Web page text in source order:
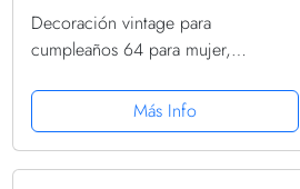
Decoración vintage para
cumpleaños 64 para mujer,
con Capucha
Más Info